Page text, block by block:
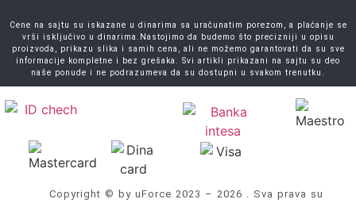
Cene na sajtu su iskazane u dinarima sa uračunatim porezom, a plaćanje se
vrši isključivo u dinarima.Nastojimo da budemo što precizniji u opisu
proizvoda, prikazu slika i samih cena, ali ne možemo garantovati da su sve
informacije kompletne i bez grešaka. Svi artikli prikazani na sajtu su deo
naše ponude i ne podrazumeva da su dostupni u svakom trenutku.
Copyright © by uForce 2023 – 2026 . Sva prava su